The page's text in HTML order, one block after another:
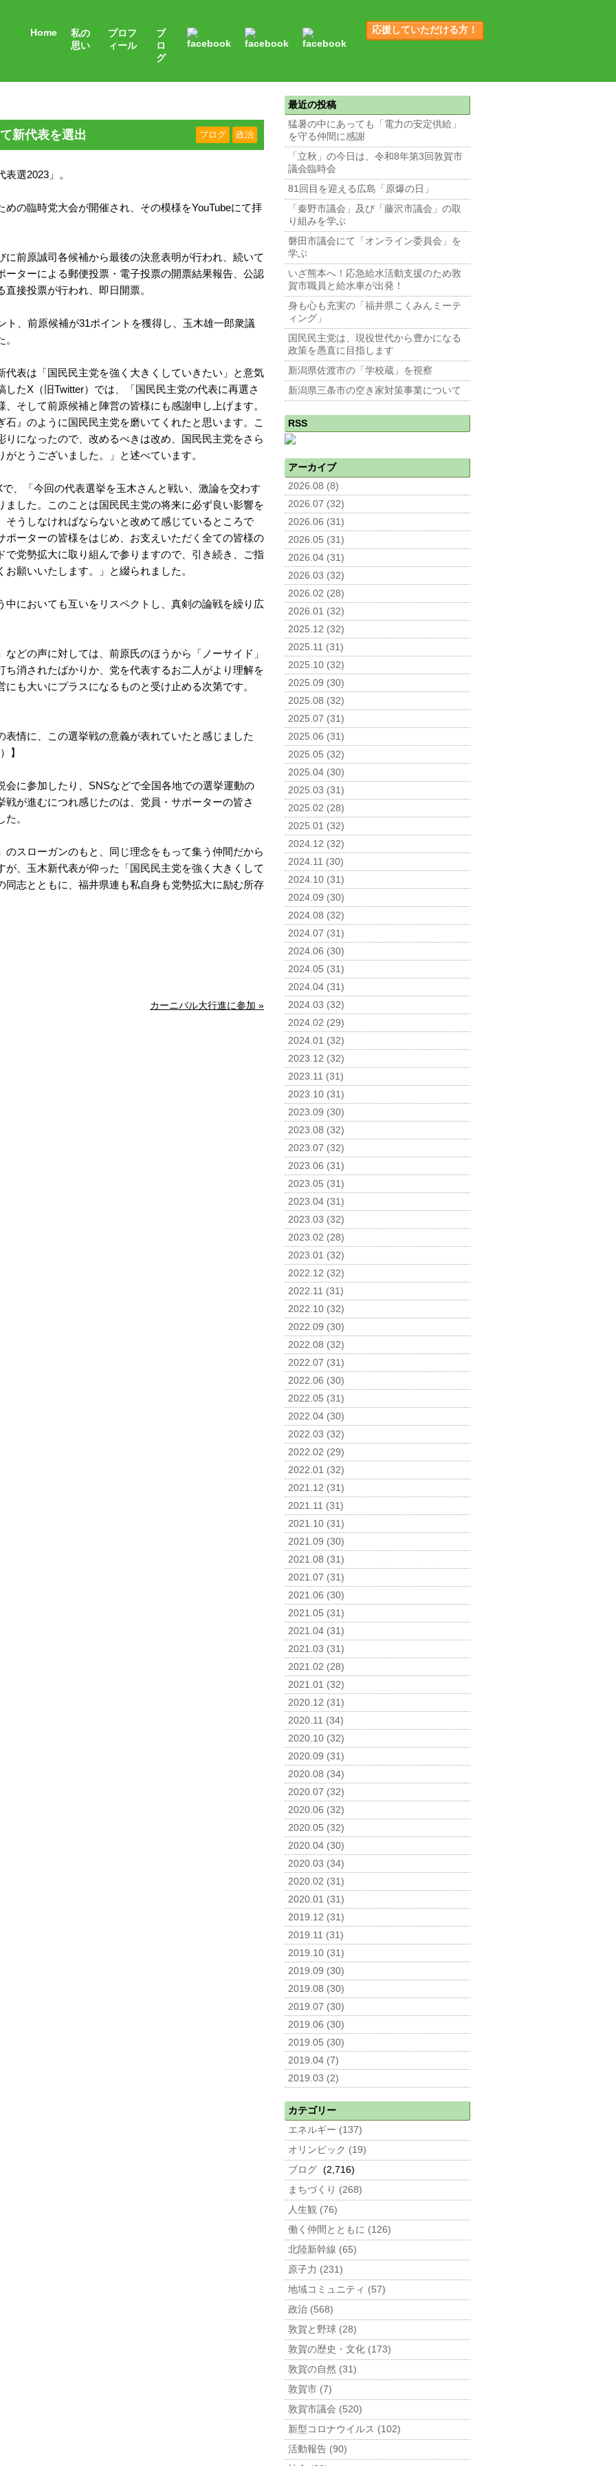
Home
私の
思い
プロフ
ィール
ブ
ロ
グ
応援していただける方！
新代表を選出 ブログ 政治
選2023」。
の臨時党大会が開催され、その模様をYouTubeにて拝
に前原誠司各候補から最後の決意表明が行われ、続いて
ーターによる郵便投票・電子投票の開票結果報告、公認
接投票が行われ、即日開票。
ト、前原候補が31ポイントを獲得し、玉木雄一郎衆議
代表は「国民民主党を強く大きくしていきたい」と意気
たX（旧Twitter）では、「国民民主党の代表に再選さ
そして前原候補と陣営の皆様にも感謝申し上げます。
』のように国民民主党を磨いてくれたと思います。こ
りになったので、改めるべきは改め、国民民主党をさら
とうございました。」と述べています。
、「今回の代表選挙を玉木さんと戦い、激論を交わす
ました。このことは国民民主党の将来に必ず良い影響を
そうしなければならないと改めて感じているところで
ポーターの皆様をはじめ、お支えいただく全ての皆様の
で党勢拡大に取り組んで参りますので、引き続き、ご指
願いいたします。」と綴られました。
中においても互いをリスペクトし、真剣の論戦を繰り広
どの声に対しては、前原氏のほうから「ノーサイド」
ち消されたばかりか、党を代表するお二人がより理解を
も大いにプラスになるものと受け止める次第です。
表情に、この選挙戦の意義が表れていたと感じました
】
会に参加したり、SNSなどで全国各地での選挙運動の
が進むにつれ感じたのは、党員・サポーターの皆さ
。
のスローガンのもと、同じ理念をもって集う仲間だから
が、玉木新代表が仰った「国民民主党を強く大きくして
同志とともに、福井県連も私自身も党勢拡大に励む所存
カーニバル大行進に参加 »
最近の投稿
猛暑の中にあっても「電力の安定供給」
を守る仲間に感謝
「立秋」の今日は、令和8年第3回敦賀市
議会臨時会
81回目を迎える広島「原爆の日」
「秦野市議会」及び「藤沢市議会」の取
り組みを学ぶ
磐田市議会にて「オンライン委員会」を
学ぶ
いざ熊本へ！応急給水活動支援のため敦
賀市職員と給水車が出発！
身も心も充実の「福井県こくみんミーテ
ィング」
国民民主党は、現役世代から豊かになる
政策を愚直に目指します
新潟県佐渡市の「学校蔵」を視察
新潟県三条市の空き家対策事業について
RSS
アーカイブ
2026.08 (8)
2026.07 (32)
2026.06 (31)
2026.05 (31)
2026.04 (31)
2026.03 (32)
2026.02 (28)
2026.01 (32)
2025.12 (32)
2025.11 (31)
2025.10 (32)
2025.09 (30)
2025.08 (32)
2025.07 (31)
2025.06 (31)
2025.05 (32)
2025.04 (30)
2025.03 (31)
2025.02 (28)
2025.01 (32)
2024.12 (32)
2024.11 (30)
2024.10 (31)
2024.09 (30)
2024.08 (32)
2024.07 (31)
2024.06 (30)
2024.05 (31)
2024.04 (31)
2024.03 (32)
2024.02 (29)
2024.01 (32)
2023.12 (32)
2023.11 (31)
2023.10 (31)
2023.09 (30)
2023.08 (32)
2023.07 (32)
2023.06 (31)
2023.05 (31)
2023.04 (31)
2023.03 (32)
2023.02 (28)
2023.01 (32)
2022.12 (32)
2022.11 (31)
2022.10 (32)
2022.09 (30)
2022.08 (32)
2022.07 (31)
2022.06 (30)
2022.05 (31)
2022.04 (30)
2022.03 (32)
2022.02 (29)
2022.01 (32)
2021.12 (31)
2021.11 (31)
2021.10 (31)
2021.09 (30)
2021.08 (31)
2021.07 (31)
2021.06 (30)
2021.05 (31)
2021.04 (31)
2021.03 (31)
2021.02 (28)
2021.01 (32)
2020.12 (31)
2020.11 (34)
2020.10 (32)
2020.09 (31)
2020.08 (34)
2020.07 (32)
2020.06 (32)
2020.05 (32)
2020.04 (30)
2020.03 (34)
2020.02 (31)
2020.01 (31)
2019.12 (31)
2019.11 (31)
2019.10 (31)
2019.09 (30)
2019.08 (30)
2019.07 (30)
2019.06 (30)
2019.05 (30)
2019.04 (7)
2019.03 (2)
カテゴリー
エネルギー (137)
オリンピック (19)
ブログ (2,716)
まちづくり (268)
人生観 (76)
働く仲間とともに (126)
北陸新幹線 (65)
原子力 (231)
地域コミュニティ (57)
政治 (568)
敦賀と野球 (28)
敦賀の歴史・文化 (173)
敦賀の自然 (31)
敦賀市 (7)
敦賀市議会 (520)
新型コロナウイルス (102)
活動報告 (90)